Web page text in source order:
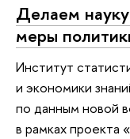
Делаем
меры
Институт
и экономики
по данным новой
в рамках проекта